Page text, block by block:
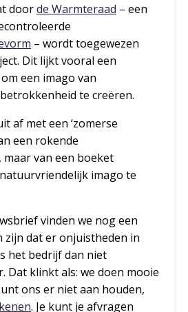
doorde Warmteraad – een
– wordt toegewezen
Dit lijkt vooral een
een imago van
te creëren.
af met een ‘zomerse
een rokende
maar van een boeket
imago te
vinden we nog een
zijn dat er onjuistheden in
het bedrijf dan niet
Dat klinkt als: we doen mooie
ons er niet aan houden,
. Je kunt je afvragen